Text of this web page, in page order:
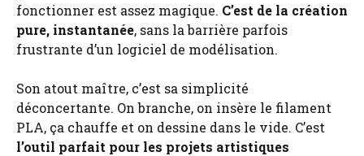
fonctionner est assez magique. C’est de la création
pure, instantanée, sans la barrière parfois
frustrante d’un logiciel de modélisation.
Son atout maître, c’est sa simplicité
déconcertante. On branche, on insère le filament
PLA, ça chauffe et on dessine dans le vide. C’est
l’outil parfait pour les projets artistiques